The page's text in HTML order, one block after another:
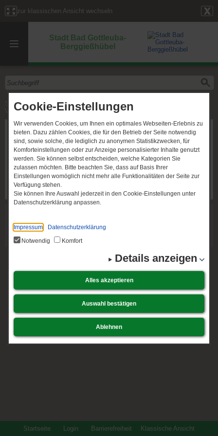
Cookie-Einstellungen
Wir verwenden Cookies, um Ihnen ein optimales Webseiten-Erlebnis zu
bieten. Dazu zählen Cookies, die für den Betrieb der Seite notwendig
sind, sowie solche, die lediglich zu anonymen Statistikzwecken, für
Komforteinstellungen oder zur Anzeige personalisierter Inhalte genutzt
werden. Sie können selbst entscheiden, welche Kategorien Sie
zulassen möchten. Bitte beachten Sie, dass auf Basis Ihrer
Einstellungen womöglich nicht mehr alle Funktionalitäten der Seite zur
Verfügung stehen.
Sie können Ihre Auswahl jederzeit in den Cookie-Einstellungen unter
Datenschutzerklärung anpassen.
Impressum
Datenschutzerklärung
Notwendig
Komfort
Details anzeigen
Alles akzeptieren
Auswahl bestätigen
Ablehnen
zur klassischen Ansicht wechseln
Stadt Bad Gottleuba-
Berggießhübel
Start »Nachrichten » Ausschreibung Ausbildung
Verwaltungsfachangestellten (m/w/d)
Ausschreibung Ausbildung
Verwaltungsfachangestellten
(m/w/d)
Bad Gottleuba-Berggießhübel, den 28.​08.​2024
Stellenausschreibung Ausbildung zum Verwaltungsfachangestellten
(m/w/d)
Downloads:
Herunterladen von: ...
Startseite Login Barrierefreiheit Klassische Ansicht